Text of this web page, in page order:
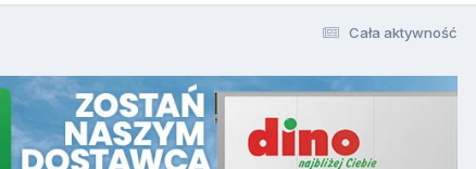
Cała aktywność